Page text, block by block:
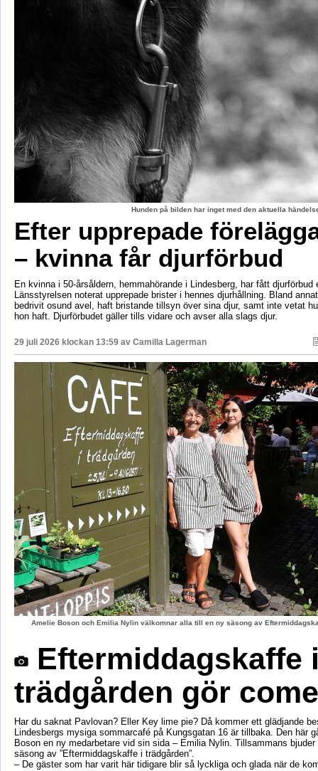
Hunden på bilden har inget med den aktuella
Efter upprepade
– kvinna får djurförbud
En kvinna i 50-årsåldern, hemmahörande i Lindesberg, har fått djurförbud
Länsstyrelsen noterat upprepade brister i hennes djurhållning. Bland
bedrivit osund avel, haft bristande tillsyn över sina djur, samt inte vetat
hon haft. Djurförbudet gäller tills vidare och avser alla slags djur.
29 juli 2026 klockan 13:59 av Camilla Lagerman
Amelie Boson och Emilia Nylin välkomnar alla till en ny säsong av
Eftermiddagskaffe
trädgården gör
Har du saknat Pavlovan? Eller Key lime pie? Då kommer ett glädjande
Lindesbergs mysiga sommarcafé på Kungsgatan 16 är tillbaka. Den här
Boson en ny medarbetare vid sin sida – Emilia Nylin. Tillsammans
säsong av ”Eftermiddagskaffe i trädgården”.
– De gäster som har varit här tidigare blir så lyckliga och glada när de